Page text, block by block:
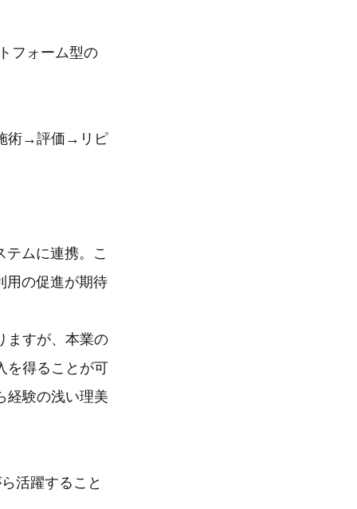
フォーム型の
術→評価→リピ
テムに連携。こ
用の促進が期待
ますが、本業の
を得ることが可
経験の浅い理美
活躍すること